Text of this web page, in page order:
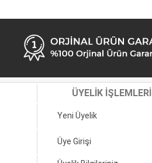
ÜYELİK İŞLEMLERİ
Yeni Üyelik
Üye Girişi